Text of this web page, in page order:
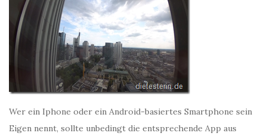
Wer ein Iphone oder ein Android-basiertes Smartphone sein
Eigen nennt, sollte unbedingt die entsprechende App aus